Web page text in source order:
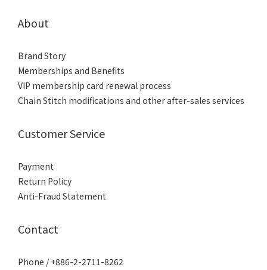
About
Brand Story
Memberships and Benefits
VIP membership card renewal process
Chain Stitch modifications and other after-sales services
Customer Service
Payment
Return Policy
Anti-Fraud Statement
Contact
Phone / +886-2-2711-8262